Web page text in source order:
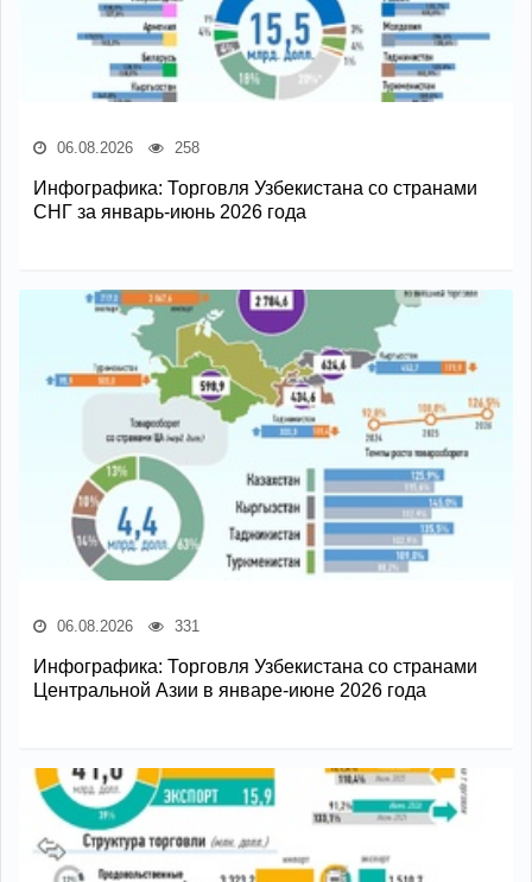
06.08.2026 258
Инфографика: Торговля Узбекистана со странами
СНГ за январь-июнь 2026 года
06.08.2026 331
Инфографика: Торговля Узбекистана со странами
Центральной Азии в январе-июне 2026 года